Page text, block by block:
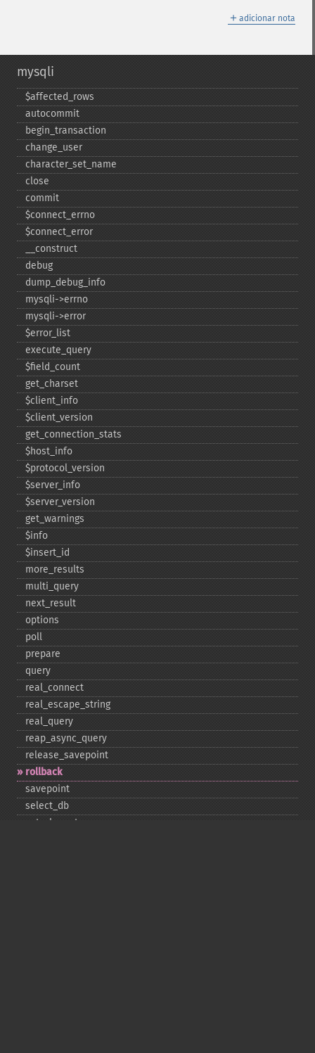
＋ adicionar nota
mysqli
$affected_​rows
autocommit
begin_​transaction
change_​user
character_​set_​name
close
commit
$connect_​errno
$connect_​error
_​_​construct
debug
dump_​debug_​info
mysqli-​>errno
mysqli-​>error
$error_​list
execute_​query
$field_​count
get_​charset
$client_​info
$client_​version
get_​connection_​stats
$host_​info
$protocol_​version
$server_​info
$server_​version
get_​warnings
$info
$insert_​id
more_​results
multi_​query
next_​result
options
poll
prepare
query
real_​connect
real_​escape_​string
real_​query
reap_​async_​query
release_​savepoint
rollback
savepoint
select_​db
set_​charset